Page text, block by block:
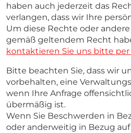
haben auch jederzeit das
verlangen, dass wir Ihre
Um diese Rechte oder
gemäß geltendem Recht
kontaktieren Sie uns bitte per
Bitte beachten Sie, dass wir
vorbehalten, eine
wenn Ihre Anfrage
übermäßig ist.
Wenn Sie Beschwerden in
oder anderweitig in Bezug